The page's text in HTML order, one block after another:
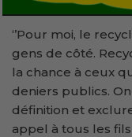
‘’Pour moi, le
gens de côté.
la chance à ceux
deniers publics.
définition et
appel à tous les